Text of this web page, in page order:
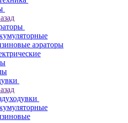
аэраторы